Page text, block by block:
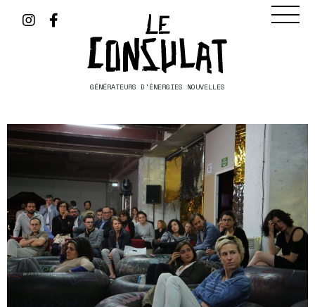
GÉNÉRATEURS D'ÉNERGIES NOUVELLES